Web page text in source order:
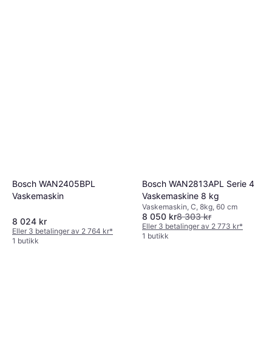
Bosch WAN2405BPL
Vaskemaskin
8 024 kr
Eller 3 betalinger av 2 764 kr*
1 butikk
Bosch WAN2813APL Serie 4
Vaskemaskine 8 kg
Vaskemaskin, C, 8kg, 60 cm
8 050 kr8 303 kr
Eller 3 betalinger av 2 773 kr*
1 butikk